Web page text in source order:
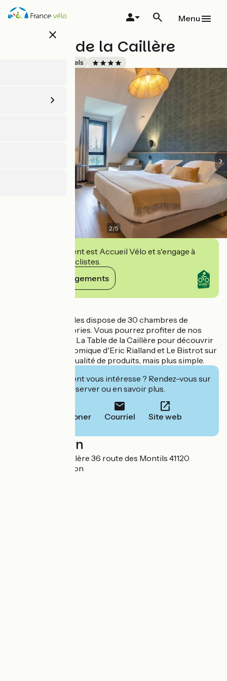
Aller
au
close
Menu
Auberge de la Caillère
Hôtels
2/5
Cet établissement est Accueil Vélo et s'engage à
accueillir des cyclistes.
Voir ses engagements
Notre hôtel 4 étoiles dispose de 30 chambres de
différentes catégories. Vous pourrez profiter de nos
deux restaurants : La Table de la Caillère pour découvrir
la cuisine gastronomique d'Eric Rialland et Le Bistrot sur
la même base de qualité de produits, mais plus simple.
Cet établissement vous intéresse ? Rendez-vous sur
leur site pour réserver ou en savoir plus.
Téléphoner Courriel Site web
Localisation
Auberge de la Caillère 36 route des Montils 41120
Candé-sur-Beuvron